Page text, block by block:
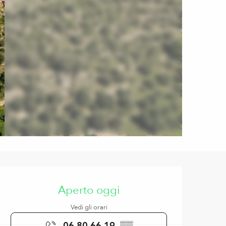
Aperto oggi
Vedi gli orari